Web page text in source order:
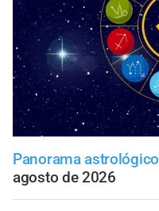
Panorama astrológico
agosto de 2026